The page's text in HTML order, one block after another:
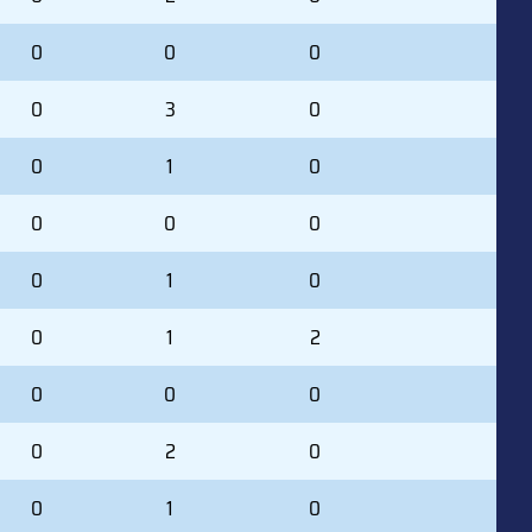
0
0
0
0
3
0
0
1
0
0
0
0
0
1
0
0
1
2
0
0
0
0
2
0
0
1
0